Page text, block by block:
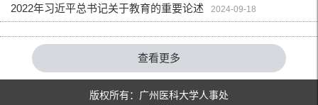
2022年习近平总书记关于教育的重要论述 2024-09-18
查看更多
版权所有：广州医科大学人事处